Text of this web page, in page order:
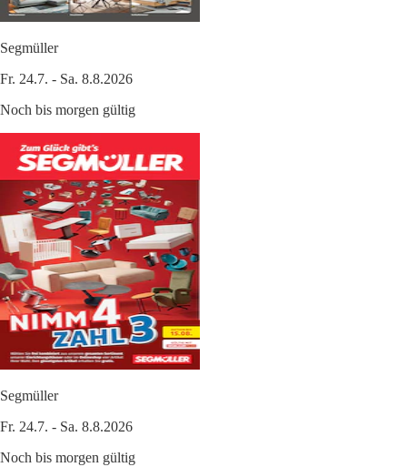
Segmüller
Fr. 24.7. - Sa. 8.8.2026
Noch bis morgen gültig
Segmüller
Fr. 24.7. - Sa. 8.8.2026
Noch bis morgen gültig